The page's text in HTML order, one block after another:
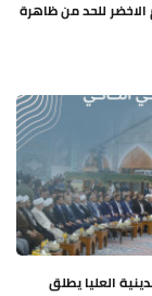
الاخضر للحد من ظاهرة
العليا يطلق